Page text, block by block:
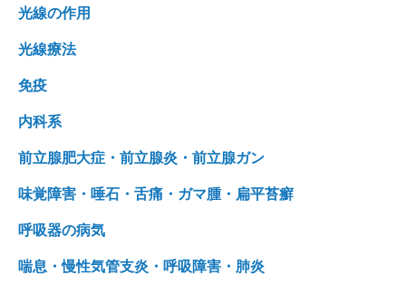
光線の作用
光線療法
免疫
内科系
前立腺肥大症・前立腺炎・前立腺ガン
味覚障害・唾石・舌痛・ガマ腫・扁平苔癬
呼吸器の病気
喘息・慢性気管支炎・呼吸障害・肺炎